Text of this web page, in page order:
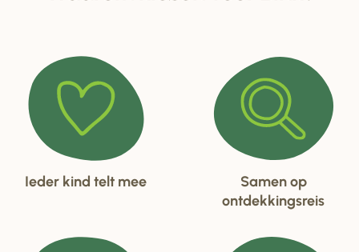
Ieder kind telt mee
Samen op
ontdekkingsreis